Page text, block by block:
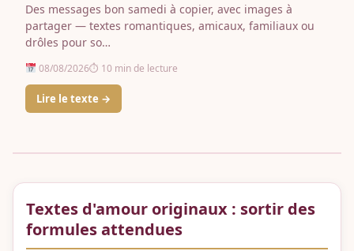
Des messages bon samedi à copier, avec images à
partager — textes romantiques, amicaux, familiaux ou
drôles pour so…
08/08/2026⏱ 10 min de lecture
Lire le texte →
Textes d'amour originaux : sortir des
formules attendues